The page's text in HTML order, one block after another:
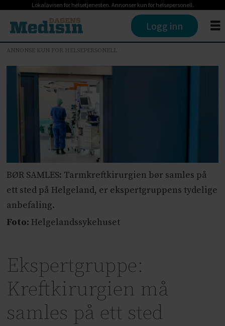
Lokalavisen for helsetjenesten. Annonser kun for helsepersonell.
Logg inn
ANNONSE KUN FOR HELSEPERSONELL
BØR SAMLES: Tarmkreftkirurgien bør samles på
ett sted på Helgeland, er ekspertgruppens tydelige
anbefaling.
Foto: Helgelandssykehuset
Ekspertgruppe:
Kreftkirurgien må
samles på ett sted